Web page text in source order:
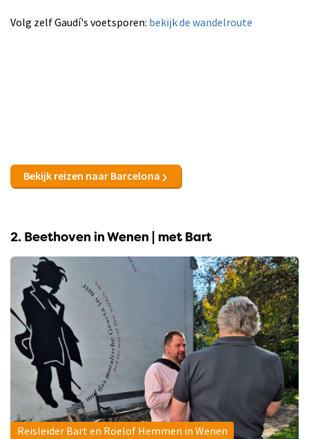
Volg zelf Gaudí's voetsporen: bekijk de wandelroute
Bekijk reizen naar Barcelona
2. Beethoven in Wenen | met Bart
Reisleider Bart en Roelof Hemmen in Wenen